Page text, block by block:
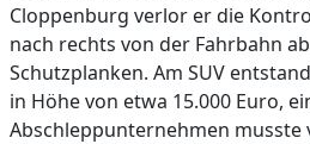
Cloppenburg verlor er die
nach rechts von der Fahrbahn
Schutzplanken. Am SUV
in Höhe von etwa 15.000 Euro,
Abschleppunternehmen